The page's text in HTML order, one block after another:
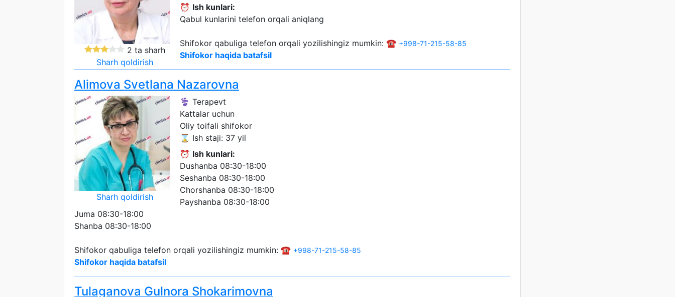
2 ta sharh
Sharh qoldirish
⏰ Ish kunlari:
Qabul kunlarini telefon orqali aniqlang
Shifokor qabuliga telefon orqali yozilishingiz mumkin: ☎️ +998-71-215-58-85
Shifokor haqida batafsil
Alimova Svetlana Nazarovna
Sharh qoldirish
⚕️ Terapevt
Kattalar uchun
Oliy toifali shifokor
⌛ Ish staji: 37 yil
⏰ Ish kunlari:
Dushanba 08:30-18:00
Seshanba 08:30-18:00
Chorshanba 08:30-18:00
Payshanba 08:30-18:00
Juma 08:30-18:00
Shanba 08:30-18:00
Shifokor qabuliga telefon orqali yozilishingiz mumkin: ☎️ +998-71-215-58-85
Shifokor haqida batafsil
Tulaganova Gulnora Shokarimovna